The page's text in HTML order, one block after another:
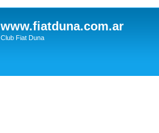
www.fiatduna.com.ar
Club Fiat Duna